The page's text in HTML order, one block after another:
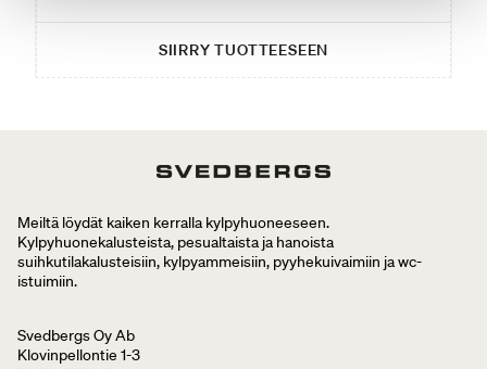
SIIRRY TUOTTEESEEN
Meiltä löydät kaiken kerralla kylpyhuoneeseen.
Kylpyhuonekalusteista, pesualtaista ja hanoista
suihkutilakalusteisiin, kylpyammeisiin, pyyhekuivaimiin ja wc-
istuimiin.
Svedbergs Oy Ab
Klovinpellontie 1-3